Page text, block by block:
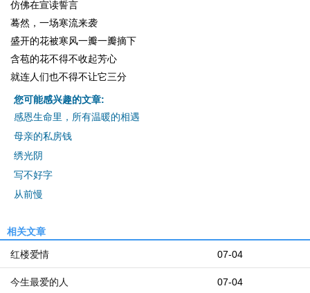
仿佛在宣读誓言
蓦然，一场寒流来袭
盛开的花被寒风一瓣一瓣摘下
含苞的花不得不收起芳心
就连人们也不得不让它三分
您可能感兴趣的文章:
感恩生命里，所有温暖的相遇
母亲的私房钱
绣光阴
写不好字
从前慢
相关文章
07-04
红楼爱情
07-04
今生最爱的人